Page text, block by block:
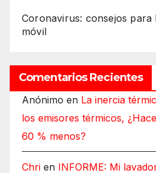
Coronavirus: consejos para
móvil
Comentarios Recientes
Anónimo en La inercia
los emisores térmicos,
60 % menos?
Chri en INFORME: Mi